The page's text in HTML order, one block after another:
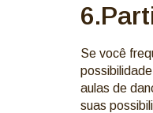
Se você
aulas de
suas